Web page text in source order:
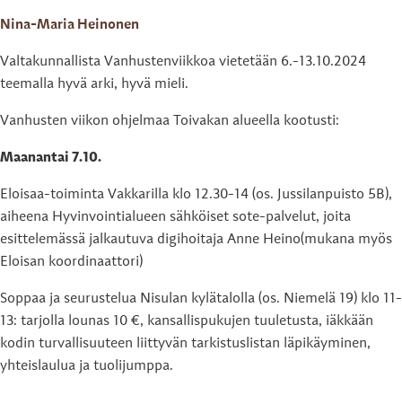
Nina-Maria Heinonen
Valtakunnallista Vanhustenviikkoa vietetään 6.-13.10.2024
teemalla hyvä arki, hyvä mieli.
Vanhusten viikon ohjelmaa Toivakan alueella kootusti:
Maanantai 7.10.
Eloisaa-toiminta Vakkarilla klo 12.30-14 (os. Jussilanpuisto 5B),
aiheena Hyvinvointialueen sähköiset sote-palvelut, joita
esittelemässä jalkautuva digihoitaja Anne Heino(mukana myös
Eloisan koordinaattori)
Soppaa ja seurustelua Nisulan kylätalolla (os. Niemelä 19) klo 11-
13: tarjolla lounas 10 €, kansallispukujen tuuletusta, iäkkään
kodin turvallisuuteen liittyvän tarkistuslistan läpikäyminen,
yhteislaulua ja tuolijumppa.